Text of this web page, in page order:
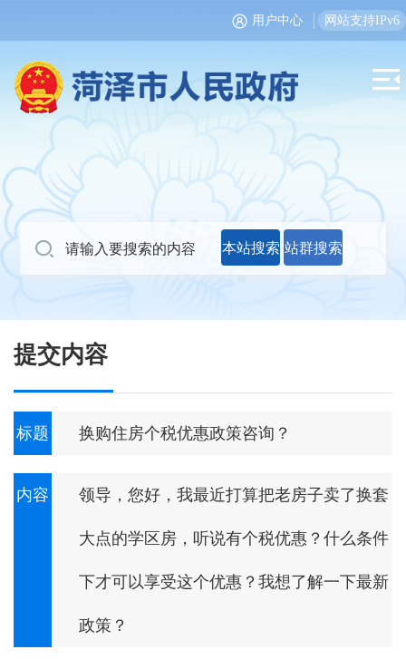
用户中心 网站支持IPv6
本站搜索 站群搜索
提交内容
标题 换购住房个税优惠政策咨询？
内容 领导，您好，我最近打算把老房子卖了换套
大点的学区房，听说有个税优惠？什么条件
下才可以享受这个优惠？我想了解一下最新
政策？